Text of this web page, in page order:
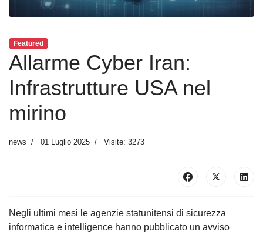
Featured
Allarme Cyber Iran:
Infrastrutture USA nel
mirino
news 01 Luglio 2025 Visite: 3273
Negli ultimi mesi le agenzie statunitensi di sicurezza
informatica e intelligence hanno pubblicato un avviso